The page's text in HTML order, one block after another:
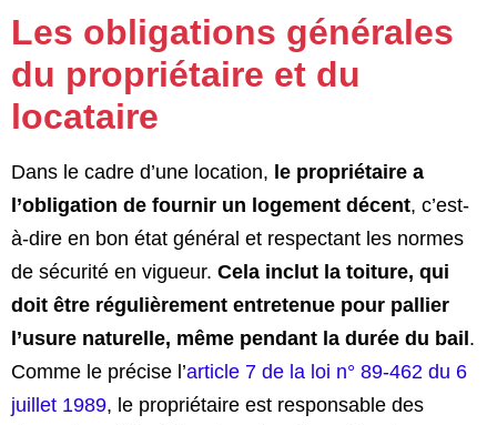
Les obligations générales
du propriétaire et du
locataire
Dans le cadre d’une location, le propriétaire a
l’obligation de fournir un logement décent, c’est-
à-dire en bon état général et respectant les normes
de sécurité en vigueur. Cela inclut la toiture, qui
doit être régulièrement entretenue pour pallier
l’usure naturelle, même pendant la durée du bail.
Comme le précise l’article 7 de la loi n° 89-462 du 6
juillet 1989, le propriétaire est responsable des